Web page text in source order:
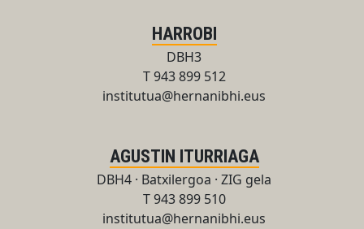
HARROBI
DBH3
T 943 899 512
institutua@hernanibhi.eus
AGUSTIN ITURRIAGA
DBH4 · Batxilergoa · ZIG gela
T 943 899 510
institutua@hernanibhi.eus